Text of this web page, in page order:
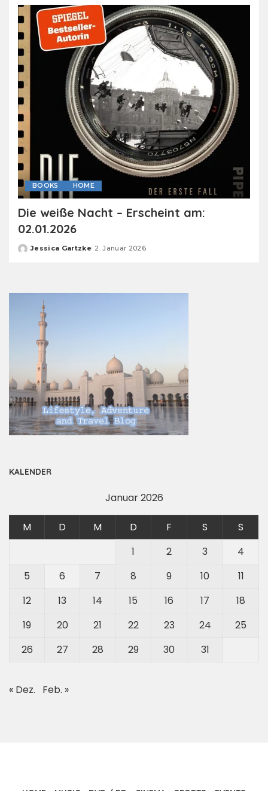
BOOKS HOME
Die weiße Nacht – Erscheint am:
02.01.2026
Posted
Jessica Gartzke 2. Januar 2026
KALENDER
Januar 2026
M D M D F S
S
1
2 3
4
5
6 7 8 9 10
11
12
13 14 15 16 17
18
19
20 21 22 23 24
25
26
27 28 29 30 31
« Dez. Feb. »